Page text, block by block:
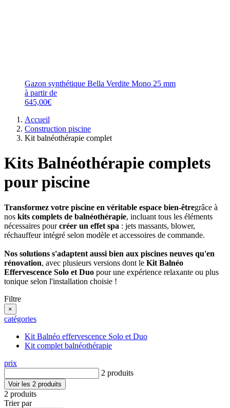
Gazon synthétique Bella Verdite Mono 25 mm
à partir de
645,00€
Accueil
Construction piscine
Kit balnéothérapie complet
Kits Balnéothérapie complets
pour piscine
Transformez votre piscine en véritable espace bien-êtregrâce à
nos kits complets de balnéothérapie, incluant tous les éléments
nécessaires pourcréer un effet spa : jets massants, blower,
réchauffeur intégré selon modèle et accessoires de commande.
Nos solutions s'adaptent aussi bien aux piscines neuves qu'en
rénovation, avec plusieurs versions dont le Kit Balnéo
Effervescence Solo et Duo pour une expérience relaxante ou plus
tonique selon l'installation choisie !
Filtre
×
catégories
Kit Balnéo effervescence Solo et Duo
Kit complet balnéothérapie
prix
2 produits
Voir les 2 produits
2 produits
Trier par